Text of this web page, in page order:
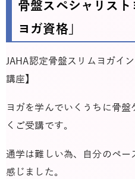
骨盤スペシャリス
ヨガ資格」
JAHA認定骨盤スリムヨガイ
講座】
ヨガを学んでいくうちに骨
くご受講です。
通学は難しい為、自分のペー
感じました。